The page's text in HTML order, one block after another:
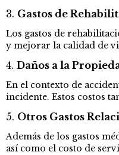
3. Gastos de
Los gastos de
y mejorar la calidad de
4. Daños a la
En el contexto de
incidente. Estos costos
5. Otros Gastos
Además de los gastos
así como el costo de